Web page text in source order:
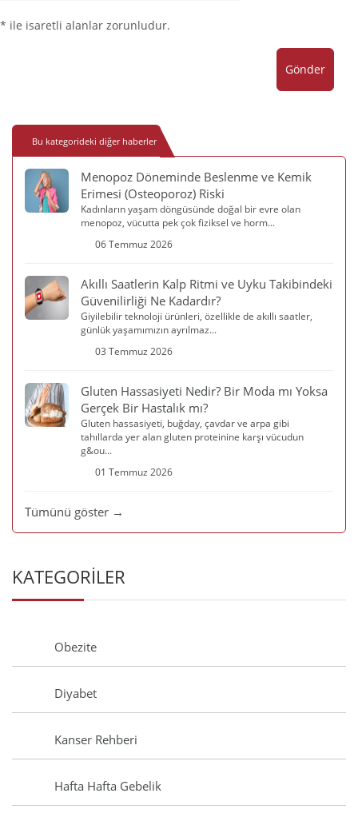
* ile isaretli alanlar zorunludur.
Gönder
Bu kategorideki diğer haberler
Menopoz Döneminde Beslenme ve Kemik
Erimesi (Osteoporoz) Riski
Kadınların yaşam döngüsünde doğal bir evre olan
menopoz, vücutta pek çok fiziksel ve horm...
06 Temmuz 2026
Akıllı Saatlerin Kalp Ritmi ve Uyku Takibindeki
Güvenilirliği Ne Kadardır?
Giyilebilir teknoloji ürünleri, özellikle de akıllı saatler,
günlük yaşamımızın ayrılmaz...
03 Temmuz 2026
Gluten Hassasiyeti Nedir? Bir Moda mı Yoksa
Gerçek Bir Hastalık mı?
Gluten hassasiyeti, buğday, çavdar ve arpa gibi
tahıllarda yer alan gluten proteinine karşı vücudun
g&ou...
01 Temmuz 2026
Tümünü göster →
KATEGORİLER
Obezite
Diyabet
Kanser Rehberi
Hafta Hafta Gebelik